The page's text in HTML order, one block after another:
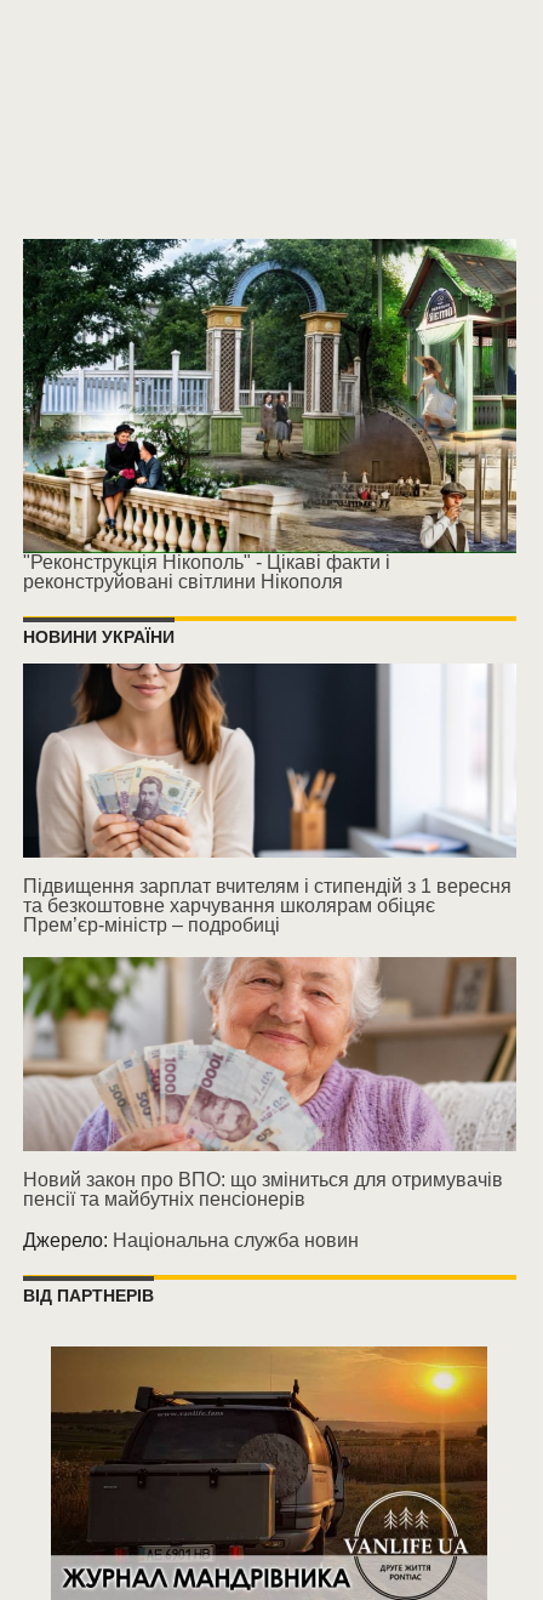
"Реконструкція Нікополь" - Цікаві факти і
реконструйовані світлини Нікополя
НОВИНИ УКРАЇНИ
Підвищення зарплат вчителям і стипендій з 1 вересня
та безкоштовне харчування школярам обіцяє
Прем’єр-міністр – подробиці
Новий закон про ВПО: що зміниться для отримувачів
пенсії та майбутніх пенсіонерів
Джерело: Національна служба новин
ВІД ПАРТНЕРІВ